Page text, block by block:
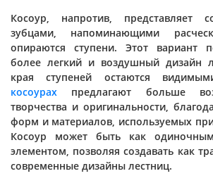
Косоур, напротив, представляет
зубцами, напоминающими
опираются ступени. Этот вариант
более легкий и воздушный дизайн
края ступеней остаются
косоурах предлагают больше
творчества и оригинальности,
форм и материалов, используемых
Косоур может быть как
элементом, позволяя создавать как
современные дизайны лестниц.